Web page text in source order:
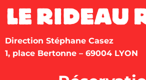
Direction Stéphane Casez
1, place Bertonne – 69004 LYON